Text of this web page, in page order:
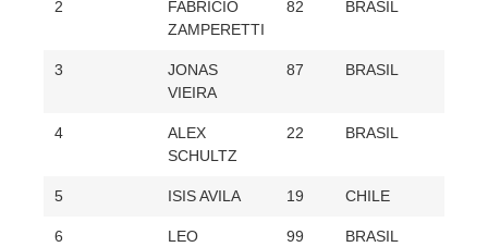
2
FABRÍCIO
ZAMPERETTI
82 BRASIL
3
JONAS
VIEIRA
87 BRASIL
4
ALEX
SCHULTZ
22 BRASIL
5 ISIS AVILA 19 CHILE
6
LEO
99 BRASIL